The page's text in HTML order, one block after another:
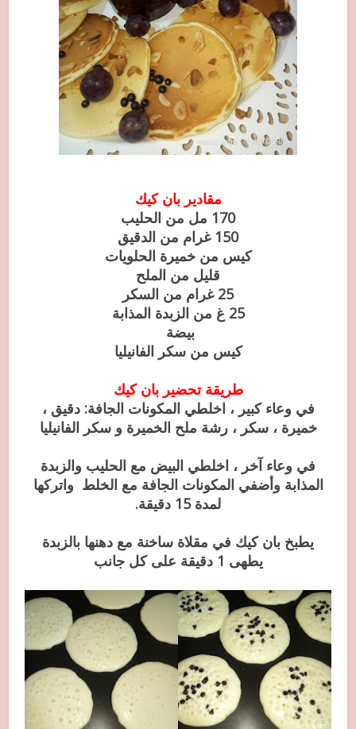
مقادير بان كيك
170 مل من الحليب
150 غرام من الدقيق
كيس من خميرة الحلويات
قليل من الملح
25 غرام من السكر
25 غ من الزبدة المذابة
بيضة
كيس من سكر الفانيليا
طريقة تحضير بان كيك
في وعاء كبير ، اخلطي المكونات الجافة: دقيق ،
خميرة ، سكر ، رشة ملح الخميرة و سكر الفانيليا
في وعاء آخر ، اخلطي البيض مع الحليب والزبدة
المذابة وأضفي المكونات الجافة مع الخلط واتركها
لمدة 15 دقيقة.
يطبخ بان كيك في مقلاة ساخنة مع دهنها بالزبدة
يطهى 1 دقيقة على كل جانب